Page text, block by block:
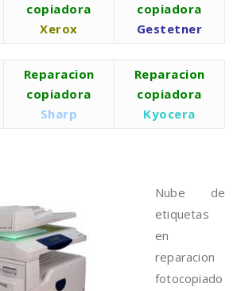
copiadora
Xerox
copiadora
Gestetner
Reparacion
copiadora
Sharp
Reparacion
copiadora
Kyocera
Nube de
etiquetas
en
reparacion
fotocopiado